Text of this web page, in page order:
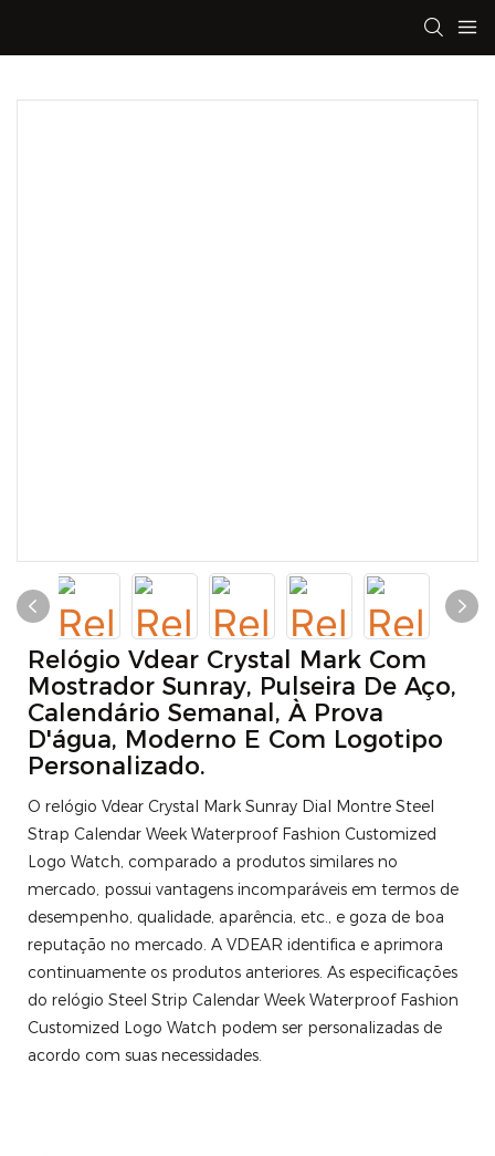
Relógio Vdear Crystal Mark Com
Mostrador Sunray, Pulseira De Aço,
Calendário Semanal, À Prova
D'água, Moderno E Com Logotipo
Personalizado.
O relógio Vdear Crystal Mark Sunray Dial Montre Steel
Strap Calendar Week Waterproof Fashion Customized
Logo Watch, comparado a produtos similares no
mercado, possui vantagens incomparáveis ​​em termos de
desempenho, qualidade, aparência, etc., e goza de boa
reputação no mercado. A VDEAR identifica e aprimora
continuamente os produtos anteriores. As especificações
do relógio Steel Strip Calendar Week Waterproof Fashion
Customized Logo Watch podem ser personalizadas de
acordo com suas necessidades.